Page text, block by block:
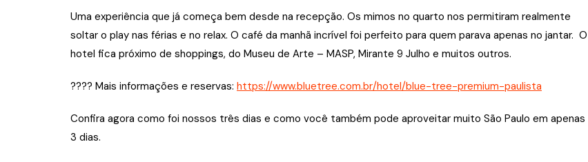
Uma experiência que já começa bem desde na recepção. Os mimos no quarto nos permitiram realmente
soltar o play nas férias e no relax. O café da manhã incrível foi perfeito para quem parava apenas no jantar. O
hotel fica próximo de shoppings, do Museu de Arte – MASP, Mirante 9 Julho e muitos outros.
???? Mais informações e reservas: https://www.bluetree.com.br/hotel/blue-tree-premium-paulista
Confira agora como foi nossos três dias e como você também pode aproveitar muito São Paulo em apenas
3 dias.